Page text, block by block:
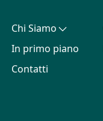
Chi Siamo
In primo piano
Contatti